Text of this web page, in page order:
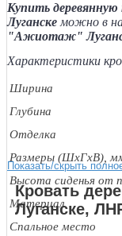
Купить
Луганске можно в
"Ажиотаж"
Характеристики
Ширина
Глубина
Отделка
Размеры (ШхГхВ),
Высота сиденья от
Материал
Спальное место
Показать/скрыть
Кровать
Луганске,